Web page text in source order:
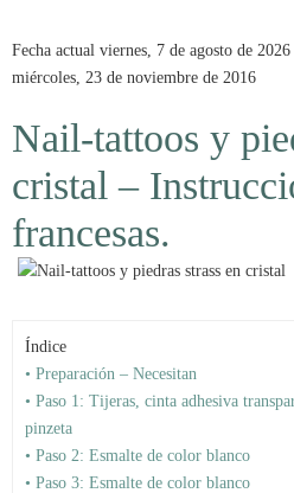
Fecha actual viernes, 7 de agosto de
miércoles, 23 de noviembre de 2016
Nail-tattoos y
cristal –
francesas.
Índice
• Preparación – Necesitan
• Paso 1: Tijeras, cinta adhesiva
pinzeta
• Paso 2: Esmalte de color blanco
• Paso 3: Esmalte de color blanco